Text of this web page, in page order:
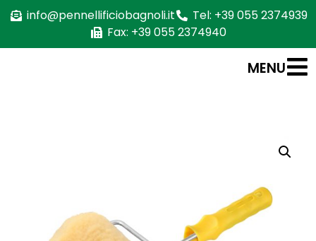
info@pennellificiobagnoli.it
Tel: +39 055 2374939
Fax: +39 055 2374940
MENU